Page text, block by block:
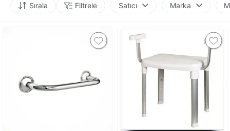
Sırala Filtrele Satıcı Marka